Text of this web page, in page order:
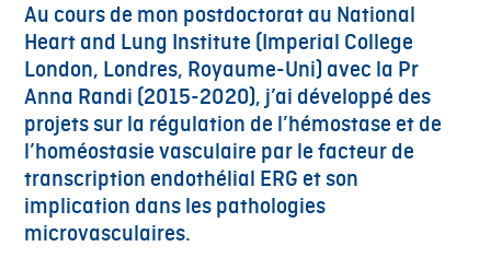
Au cours de mon postdoctorat au National
Heart and Lung Institute (Imperial College
London, Londres, Royaume-Uni) avec la Pr
Anna Randi (2015-2020), j’ai développé des
projets sur la régulation de l’hémostase et de
l’homéostasie vasculaire par le facteur de
transcription endothélial ERG et son
implication dans les pathologies
microvasculaires.